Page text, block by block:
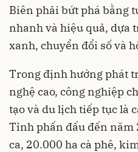
Biên phải bứt phá bằng
nhanh và hiệu quả, dựa
xanh, chuyển đổi số và
Trong định hướng phát
nghệ cao, công nghiệp
tạo và du lịch tiếp tục là
Tỉnh phấn đấu đến năm
ca, 20.000 ha cà phê,